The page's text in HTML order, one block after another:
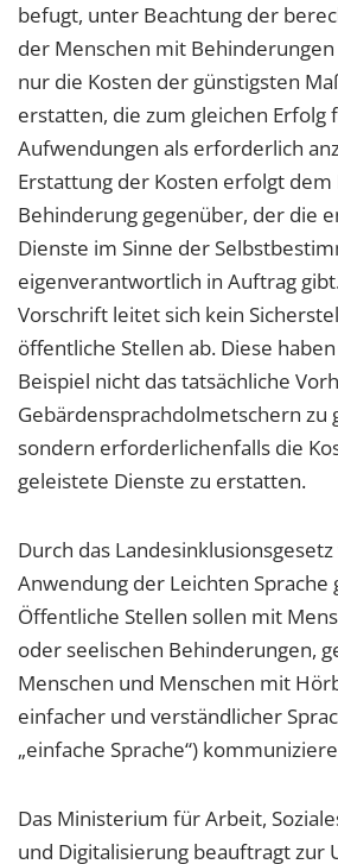
befugt, unter Beachtung der
der Menschen mit
nur die Kosten der günstigsten
erstatten, die zum gleichen Erfolg
Aufwendungen als erforderlich
Erstattung der Kosten erfolgt
Behinderung gegenüber, der die
Dienste im Sinne der
eigenverantwortlich in Auftrag
Vorschrift leitet sich kein
öffentliche Stellen ab. Diese
Beispiel nicht das tatsächliche
Gebärdensprachdolmetschern zu
sondern erforderlichenfalls die
geleistete Dienste zu erstatten.
Durch das
Anwendung der Leichten Sprache
Öffentliche Stellen sollen mit
oder seelischen Behinderungen,
Menschen und Menschen mit
einfacher und verständlicher
„einfache Sprache“)
Das Ministerium für Arbeit,
und Digitalisierung beauftragt zur